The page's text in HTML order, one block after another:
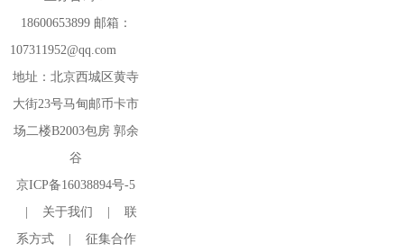
18600653899 邮箱：
107311952@qq.com
地址：北京西城区黄寺
大街23号马甸邮币卡市
场二楼B2003包房 郭余
谷
京ICP备16038894号-5
关于我们
联
系方式
征集合作